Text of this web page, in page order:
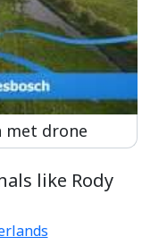
met drone
like Rody